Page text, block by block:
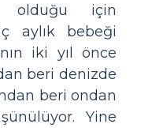
olduğu için
aylık bebeği
iki yıl önce
beri denizde
beri ondan
Yine